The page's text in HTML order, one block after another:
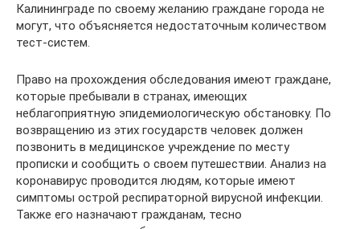
Калининграде по своему желанию граждане города не
могут, что объясняется недостаточным количеством
тест-систем.
Право на прохождения обследования имеют граждане,
которые пребывали в странах, имеющих
неблагоприятную эпидемиологическую обстановку. По
возвращению из этих государств человек должен
позвонить в медицинское учреждение по месту
прописки и сообщить о своем путешествии. Анализ на
коронавирус проводится людям, которые имеют
симптомы острой респираторной вирусной инфекции.
Также его назначают гражданам, тесно